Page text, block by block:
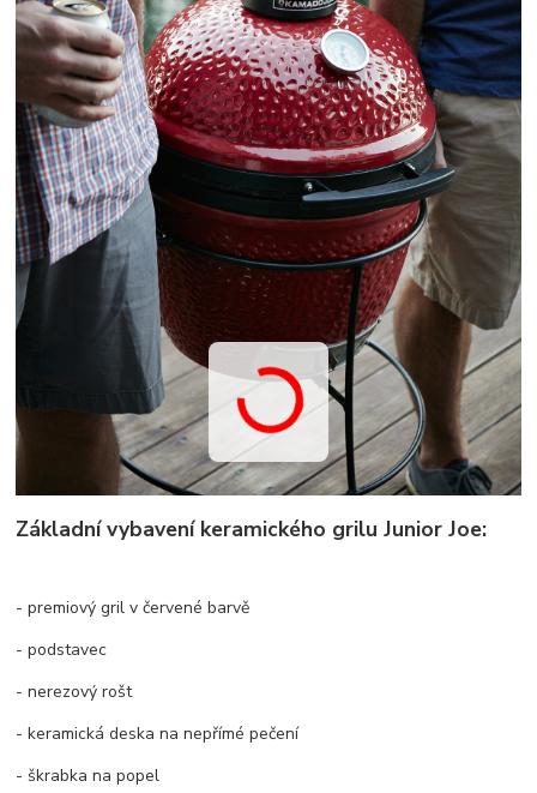
Základní vybavení keramického grilu Junior Joe:
- premiový gril v červené barvě
- podstavec
- nerezový rošt
- keramická deska na nepřímé pečení
- škrabka na popel